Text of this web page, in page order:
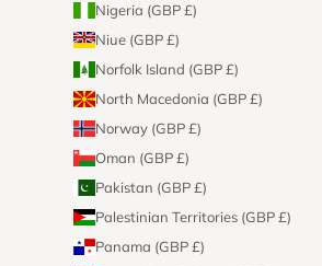
Nigeria (GBP £)
Niue (GBP £)
Norfolk Island (GBP £)
North Macedonia (GBP £)
Norway (GBP £)
Oman (GBP £)
Pakistan (GBP £)
Palestinian Territories (GBP £)
Panama (GBP £)